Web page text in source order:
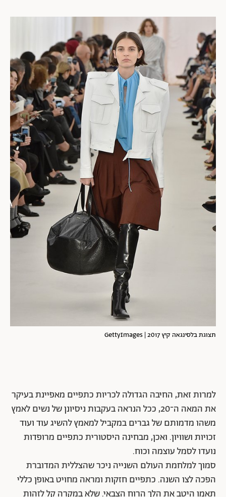
תצוגת בלסינגאה קיץ 2017 | GettyImages
למרות זאת, החיבה הגדולה לכריות כתפיים מאפיינת בעיקר
את המאה ה־20, ככל הנראה בעקבות ניסיונן של נשים לאמץ
משהו מדמותם של גברים במקביל למאמץ להשיג עוד ועוד
זכויות ושוויון. ואכן, מבחינה היסטורית כתפיים מרופדות
נועדו לסמל עוצמה וכוח.
סמוך למלחמת העולם השנייה ניכר שהצללית המדוברת
הפכה לצו השנה. כתפיים חזקות ומראה מחויט באופן כללי
תאמו היטב את הלך הרוח הצבאי. שלא במקרה קל לזהות